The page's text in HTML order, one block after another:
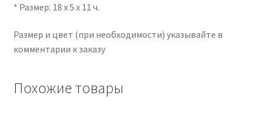
* Размер: 18 х 5 х 11 ч.
Размер и цвет (при необходимости) указывайте в
комментарии к заказу
Похожие товары